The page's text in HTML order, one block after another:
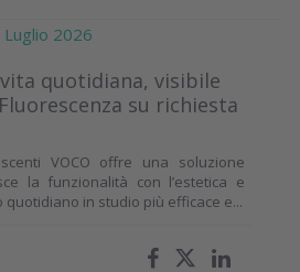
2026
quotidiana, visibile
su richiesta
VOCO offre una soluzione
la funzionalità con l’estetica e
in studio più efficace e...